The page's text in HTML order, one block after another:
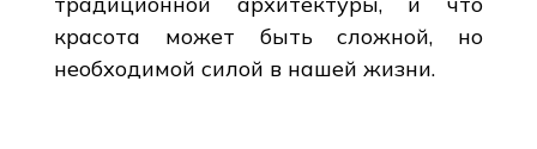
красота может быть сложной, но
необходимой силой в нашей жизни.